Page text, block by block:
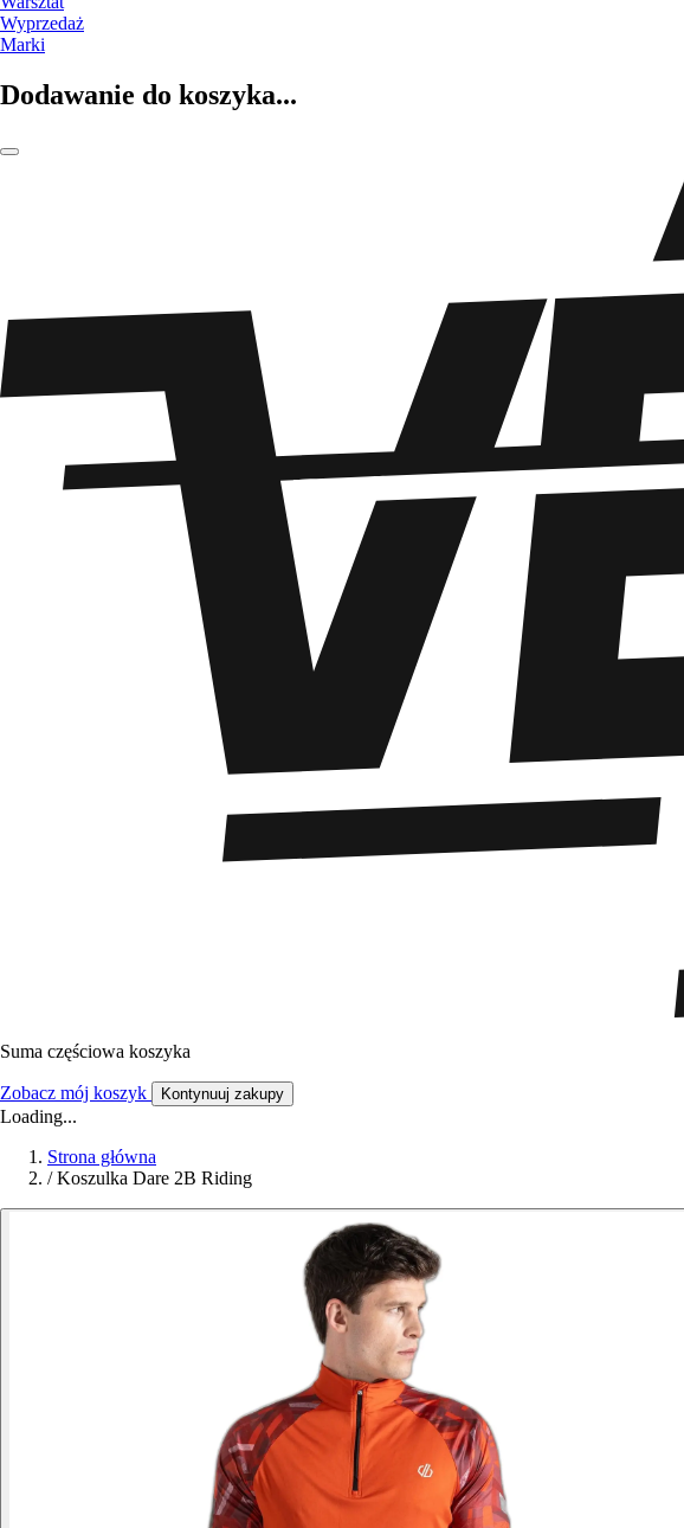
Wyprzedaż
Marki
Dodawanie do koszyka...
Suma częściowa koszyka
Zobacz mój koszyk Kontynuuj zakupy
Loading...
Strona główna
/ Koszulka Dare 2B Riding